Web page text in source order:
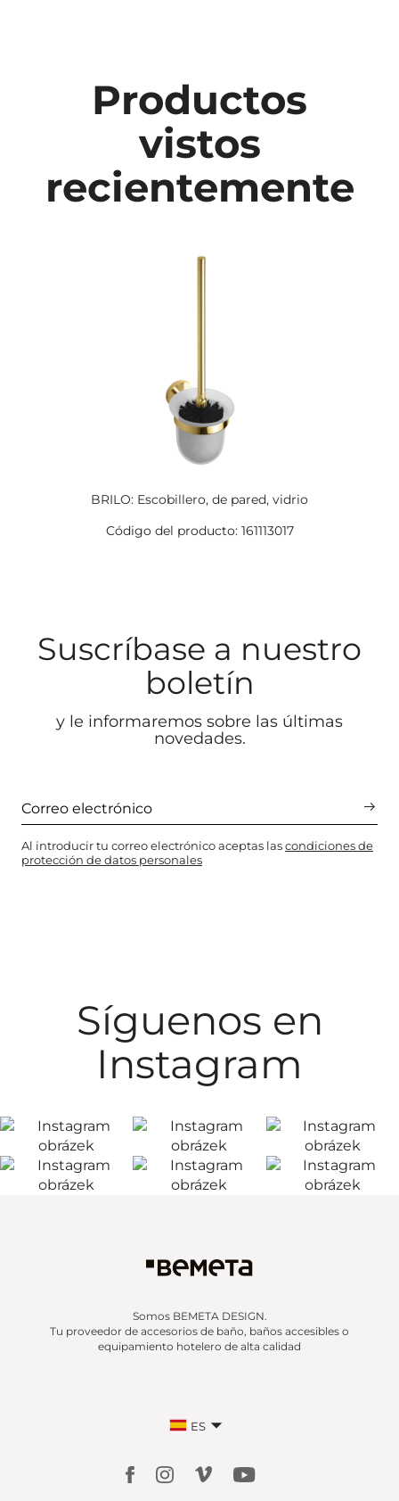
Productos
vistos
recientemente
BRILO: Escobillero, de pared, vidrio
Código del producto: 161113017
Suscríbase a nuestro
boletín
y le informaremos sobre las últimas
novedades.
Al introducir tu correo electrónico aceptas lascondiciones de
protección de datos personales
Síguenos en
Instagram
Somos BEMETA DESIGN.
Tu proveedor de accesorios de baño, baños accesibles o
equipamiento hotelero de alta calidad
ES